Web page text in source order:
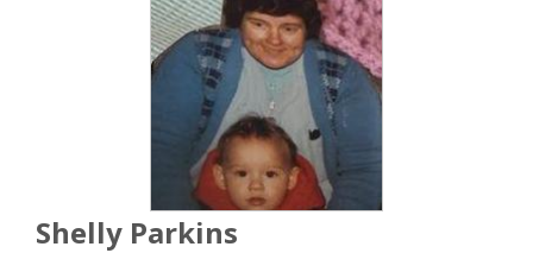
Shelly Parkins